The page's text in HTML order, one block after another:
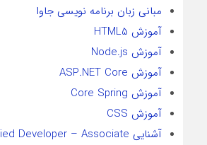
مبانی زبان برنامه نویسی جاوا
آموزش HTML5
آموزش Node.js
آموزش ASP.NET Core
آموزش Core Spring
آموزش CSS
آشنایی AWS Certified Developer – Associate